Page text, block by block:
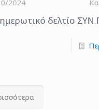
2024
δελτίο